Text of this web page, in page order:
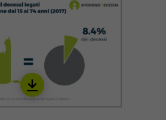
Download
IALC06_it_22